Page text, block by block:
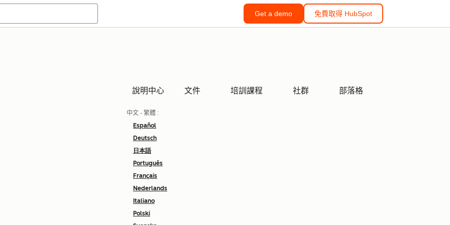
Get a demo 免費取得 HubSpot
說明中心 文件 培訓課程 社群 部落格
中文 - 繁體 :
Español
Deutsch
日本語
Português
Français
Nederlands
Italiano
Polski